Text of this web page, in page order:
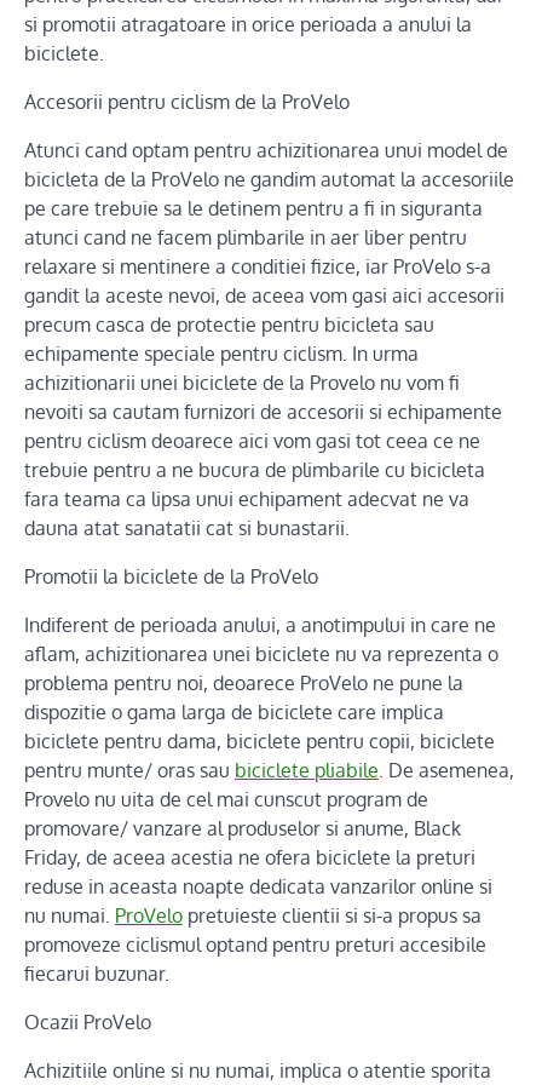
si promotii atragatoare in orice perioada a anului la
biciclete.
Accesorii pentru ciclism de la ProVelo
Atunci cand optam pentru achizitionarea unui model de
bicicleta de la ProVelo ne gandim automat la accesoriile
pe care trebuie sa le detinem pentru a fi in siguranta
atunci cand ne facem plimbarile in aer liber pentru
relaxare si mentinere a conditiei fizice, iar ProVelo s-a
gandit la aceste nevoi, de aceea vom gasi aici accesorii
precum casca de protectie pentru bicicleta sau
echipamente speciale pentru ciclism. In urma
achizitionarii unei biciclete de la Provelo nu vom fi
nevoiti sa cautam furnizori de accesorii si echipamente
pentru ciclism deoarece aici vom gasi tot ceea ce ne
trebuie pentru a ne bucura de plimbarile cu bicicleta
fara teama ca lipsa unui echipament adecvat ne va
dauna atat sanatatii cat si bunastarii.
Promotii la biciclete de la ProVelo
Indiferent de perioada anului, a anotimpului in care ne
aflam, achizitionarea unei biciclete nu va reprezenta o
problema pentru noi, deoarece ProVelo ne pune la
dispozitie o gama larga de biciclete care implica
biciclete pentru dama, biciclete pentru copii, biciclete
pentru munte/ oras sau biciclete pliabile . De asemenea,
Provelo nu uita de cel mai cunscut program de
promovare/ vanzare al produselor si anume, Black
Friday, de aceea acestia ne ofera biciclete la preturi
reduse in aceasta noapte dedicata vanzarilor online si
nu numai. ProVelo pretuieste clientii si si-a propus sa
promoveze ciclismul optand pentru preturi accesibile
fiecarui buzunar.
Ocazii ProVelo
Achizitiile online si nu numai, implica o atentie sporita